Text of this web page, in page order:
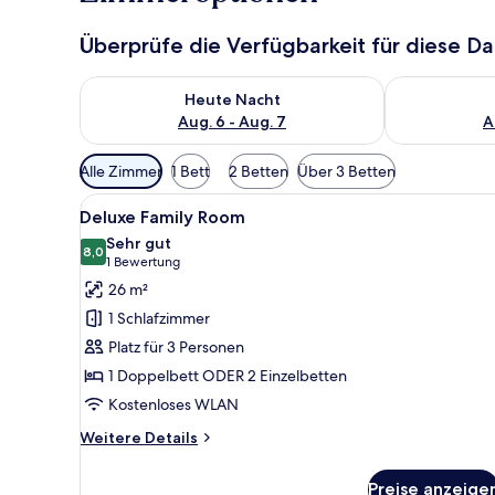
Überprüfe die Verfügbarkeit für diese
Heute Nacht
Aug. 6 - Aug. 7
Überprüfe die Verfügbarkeit für heute Nacht, Aug. 6
Überprüfe
Verfügbare
Filter
für
Zimmer
Alle Zimmer 1 Bett 2 Betten Über 3 Betten
Alle
Fotos
für
Deluxe
Family
Room
anzeigen
Ein Hotelzimmer mit zwei
14
Deluxe Family Room
8,08,0 von 10
Sehr gut
1 Bewertung
(1
Bewertung)
26 m²
1 Schlafzimmer
Platz für 3 Personen
1 Doppelbett ODER 2 Einzelbetten
Kostenloses WLAN
Weitere Details
Weitere
Preise